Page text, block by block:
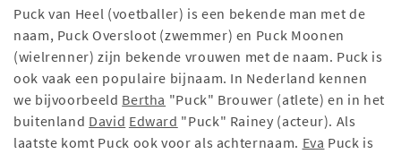
Puck van Heel (voetballer) is een bekende man met de
naam, Puck Oversloot (zwemmer) en Puck Moonen
(wielrenner) zijn bekende vrouwen met de naam. Puck is
ook vaak een populaire bijnaam. In Nederland kennen
we bijvoorbeeld Bertha "Puck" Brouwer (atlete) en in het
buitenland David Edward "Puck" Rainey (acteur). Als
laatste komt Puck ook voor als achternaam. Eva Puck is